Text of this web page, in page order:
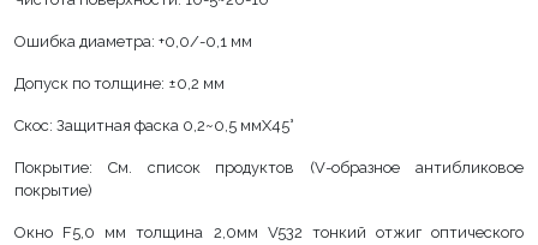
Ошибка диаметра: +0,0/-0,1 мм
Допуск по толщине: ±0,2 мм
Скос: Защитная фаска 0,2~0,5 ммX45°
Покрытие: См. список продуктов (V-образное антибликовое
покрытие)
Окно F5,0 мм толщина 2,0мм V532 тонкий отжиг оптического